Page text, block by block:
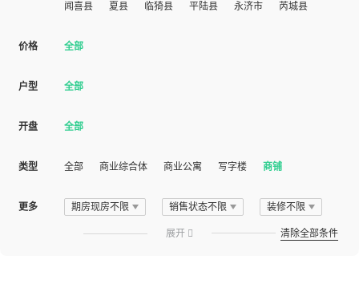
闻喜县 夏县 临猗县 平陆县 永济市 芮城县
价格 全部
户型 全部
开盘 全部
类型 全部 商业综合体 商业公寓 写字楼 商铺
更多 期房现房不限 销售状态不限 装修不限
展开  清除全部条件